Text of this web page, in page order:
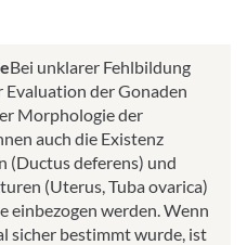
Bei unklarer Fehlbildung
der Gonaden
Morphologie der
auch die Existenz
(Ductus deferens) und
(Uterus, Tuba ovarica)
einbezogen werden. Wenn
sicher bestimmt wurde, ist